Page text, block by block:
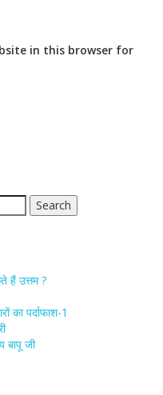
in this browser for
हैं उत्तम ?
का पर्दाफाश-1
बापू जी